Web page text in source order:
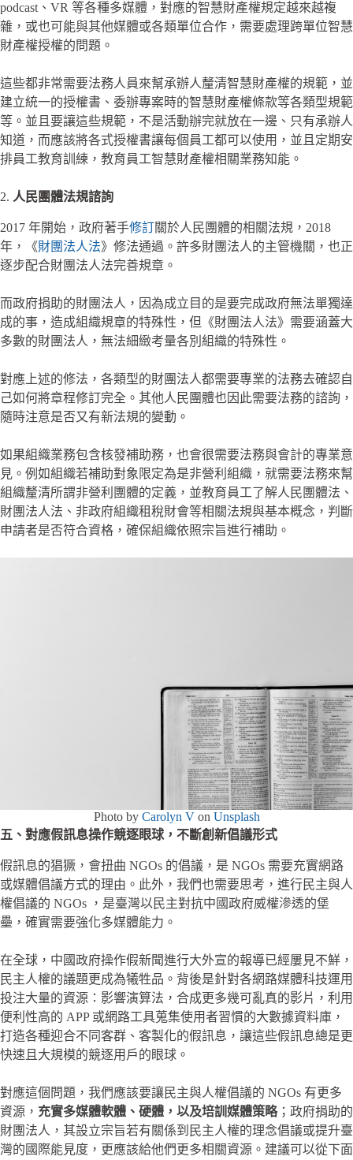
podcast、VR 等各種多媒體，對應的智慧財產權規定越來越複
雜，或也可能與其他媒體或各類單位合作，需要處理跨單位智慧
財產權授權的問題。
這些都非常需要法務人員來幫承辦人釐清智慧財產權的規範，並
建立統一的授權書、委辦專案時的智慧財產權條款等各類型規範
等。並且要讓這些規範，不是活動辦完就放在一邊、只有承辦人
知道，而應該將各式授權書讓每個員工都可以使用，並且定期安
排員工教育訓練，教育員工智慧財產權相關業務知能。
2. 人民團體法規諮詢
2017 年開始，政府著手修訂關於人民團體的相關法規，2018
年，《財團法人法》修法通過。許多財團法人的主管機關，也正
逐步配合財團法人法完善規章。
而政府捐助的財團法人，因為成立目的是要完成政府無法單獨達
成的事，造成組織規章的特殊性，但《財團法人法》需要涵蓋大
多數的財團法人，無法細緻考量各別組織的特殊性。
對應上述的修法，各類型的財團法人都需要專業的法務去確認自
己如何將章程修訂完全。其他人民團體也因此需要法務的諮詢，
隨時注意是否又有新法規的變動。
如果組織業務包含核發補助務，也會很需要法務與會計的專業意
見。例如組織若補助對象限定為是非營利組織，就需要法務來幫
組織釐清所謂非營利團體的定義，並教育員工了解人民團體法、
財團法人法、非政府組織租稅財會等相關法規與基本概念，判斷
申請者是否符合資格，確保組織依照宗旨進行補助。
Photo by Carolyn Von Unsplash
五、對應假訊息操作競逐眼球，不斷創新倡議形式
假訊息的猖獗，會扭曲 NGOs 的倡議，是 NGOs 需要充實網路
或媒體倡議方式的理由。此外，我們也需要思考，進行民主與人
權倡議的 NGOs ，是臺灣以民主對抗中國政府威權滲透的堡
壘，確實需要強化多媒體能力。
在全球，中國政府操作假新聞進行大外宣的報導已經屢見不鮮，
民主人權的議題更成為犧牲品。背後是針對各網路媒體科技運用
投注大量的資源：影響演算法，合成更多幾可亂真的影片，利用
便利性高的 APP 或網路工具蒐集使用者習慣的大數據資料庫，
打造各種迎合不同客群、客製化的假訊息，讓這些假訊息總是更
快速且大規模的競逐用戶的眼球。
對應這個問題，我們應該要讓民主與人權倡議的 NGOs 有更多
資源， 充實多媒體軟體、硬體，以及培訓媒體策略；政府捐助的
財團法人，其設立宗旨若有關係到民主人權的理念倡議或提升臺
灣的國際能見度，更應該給他們更多相關資源。建議可以從下面